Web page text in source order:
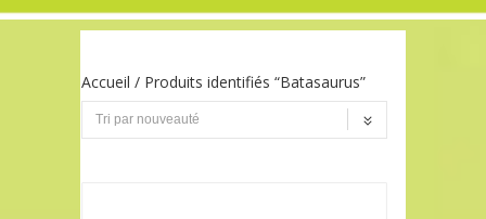
Accueil / Produits identifiés “Batasaurus”